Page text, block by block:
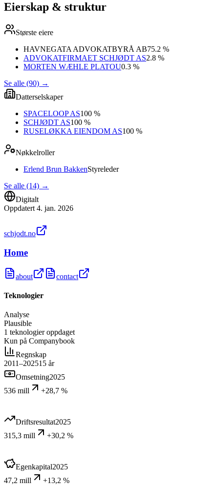
Eierskap & struktur
Største eiere
HAVNEGATA ADVOKATBYRÅ AB75.2 %
ADVOKATFIRMAET SCHJØDT AS2.8 %
MORTEN WÆHLE PLATOU0.3 %
Se alle (90) →
Datterselskaper
SPACELOOP AS100 %
SCHJØDT AS100 %
RUSELØKKA EIENDOM AS100 %
Nøkkelroller
Erlend Brun BakkenStyreleder
Se alle (14) →
Digitalt
Oppdatert 4. jan. 2026
schjodt.no
Home
about contact
Teknologier
Analyse
Plausible
1 teknologier oppdaget
Kun på Companybook
Regnskap
2011–202515 år
Omsetning2025
536 mill
+28,7 %
Driftsresultat2025
315,3 mill
+30,2 %
Egenkapital2025
47,2 mill
+13,2 %